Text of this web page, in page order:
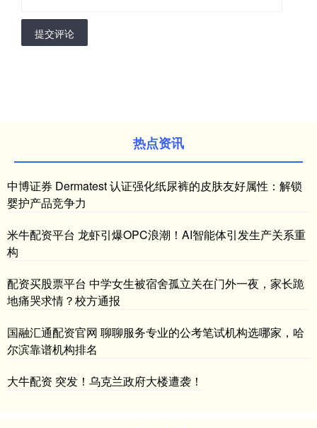
提交评论
热点资讯
中博证券 Dermatest 认证强化纸尿裤的皮肤友好属性：解锁
婴护产品竞争力
米牛配资平台 龙虾引爆OPC浪潮！AI智能体引发生产关系重
构
配资买股票平台 中学女生被宿舍孤立关在门外一夜，家长跪
地痛哭求情？校方通报
国融汇通配资官网 聊聊服务专业的公考笔试机构选哪家，哈
尔滨靠谱机构排名
大牛配资 突发！乌克兰政府大楼遭袭！